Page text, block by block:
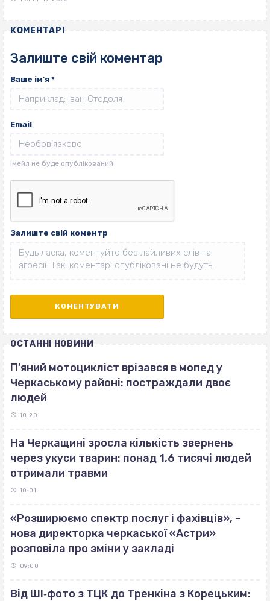
КОМЕНТАРІ
Залиште свій коментар
Ваше ім'я *
Email
Залиште свій коментр
ОСТАННІ НОВИНИ
П’яний мотоцикліст врізався в мопед у
Черкаському районі: постраждали двоє
людей
10:20
На Черкащині зросла кількість звернень
через укуси тварин: понад 1,6 тисячі людей
отримали травми
10:01
«Розширюємо спектр послуг і фахівців», –
нова директорка черкаської «Астри»
розповіла про зміни у закладі
09:00
Від ШІ‐фото з ТЦК до Тренкіна з Корецьким: